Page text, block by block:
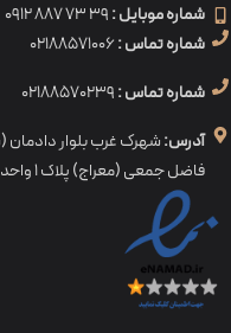
شماره موبایل :
شماره تماس :
شماره تماس :
آدرس:شهرک غرب بلوار دادمان
فاضل جمعی (معراج) پلاک ۱ واحد ۳